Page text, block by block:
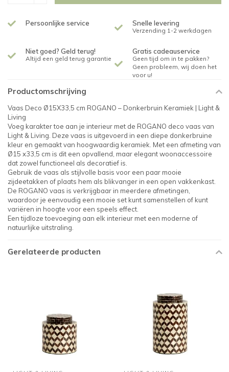
Persoonlijke service Snelle levering
Verzending 1-2 werkdagen
Niet goed? Geld terug!
Altijd een geld terug garantie
Gratis cadeauservice
Geen tijd om in te pakken?
Geen probleem, wij doen het
voor u!
Productomschrijving
Vaas Deco Ø15X33,5 cm ROGANO – Donkerbruin Keramiek | Light &
Living
Voeg karakter toe aan je interieur met de ROGANO deco vaas van
Light & Living. Deze vaas is uitgevoerd in een diepe donkerbruine
kleur en gemaakt van hoogwaardig keramiek. Met een afmeting van
Ø15 x33,5 cm is dit een opvallend, maar elegant woonaccessoire
dat zowel functioneel als decoratief is.
Gebruik de vaas als stijlvolle basis voor een paar mooie
zijdeetakken of plaats hem als blikvanger in een open vakkenkast.
De ROGANO vaas is verkrijgbaar in meerdere afmetingen,
waardoor je eenvoudig een mooie set kunt samenstellen of kunt
variëren in hoogte voor een speels effect.
Een tijdloze toevoeging aan elk interieur met een moderne of
natuurlijke uitstraling.
Gerelateerde producten